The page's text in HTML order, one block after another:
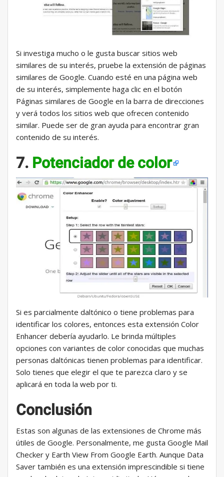
Si investiga mucho o le gusta buscar sitios web
similares de su interés, pruebe la extensión de páginas
similares de Google. Cuando esté en una página web
de su interés, simplemente haga clic en el botón
Páginas similares de Google en la barra de direcciones
y verá todos los sitios web que ofrecen contenido
similar. Puede ser de gran ayuda para encontrar gran
contenido de su interés.
7. Potenciador de color
Si es parcialmente daltónico o tiene problemas para
identificar los colores, entonces esta extensión Color
Enhancer debería ayudarlo. Le brinda múltiples
opciones con variantes de color conocidas que muchas
personas daltónicas tienen problemas para identificar.
Solo tienes que elegir el que te parezca claro y se
aplicará en toda la web por ti.
Conclusión
Estas son algunas de las extensiones de Chrome más
útiles de Google. Personalmente, me gusta Google Mail
Checker y Earth View From Google Earth. Aunque Data
Saver también es una extensión imprescindible si tiene